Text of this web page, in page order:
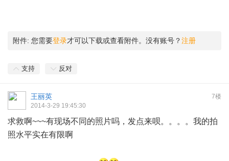
附件: 您需要登录才可以下载或查看附件。没有账号？注册
支持 反对
7楼
王丽英
2014-3-29 19:45:30
求救啊~~~有现场不同的照片吗，发点来呗。。。。我的拍
照水平实在有限啊